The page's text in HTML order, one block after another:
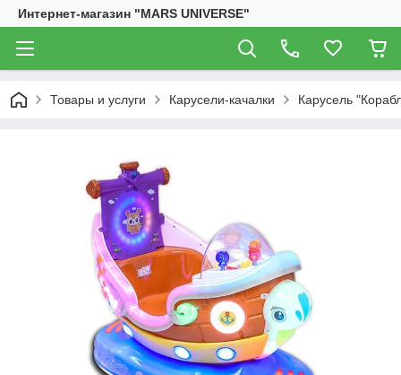
Интернет-магазин "MARS UNIVERSE"
Товары и услуги Карусели-качалки Карусель